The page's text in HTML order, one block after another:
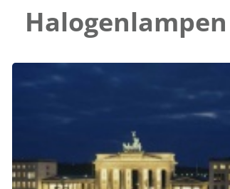
Halogenlampen